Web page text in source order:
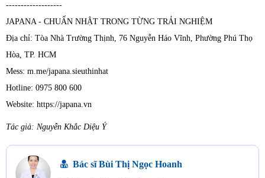
-------------------
JAPANA - CHUẨN NHẬT TRONG TỪNG TRẢI NGHIỆM
Địa chỉ: Tòa Nhà Trường Thịnh, 76 Nguyễn Háo Vĩnh, Phường Phú Thọ
Hòa, TP. HCM
Mess: m.me/japana.sieuthinhat
Hotline: 0975 800 600
Website: https://japana.vn
Tác giả: Nguyễn Khắc Diệu Ý
Bác sĩ Bùi Thị Ngọc Hoanh